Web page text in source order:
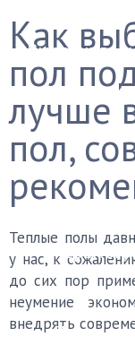
Финишные
Линолеум
Плитка
Как
пол
лучше
пол,
Теплые полы
у нас, к
до сих пор
неумение
внедрять